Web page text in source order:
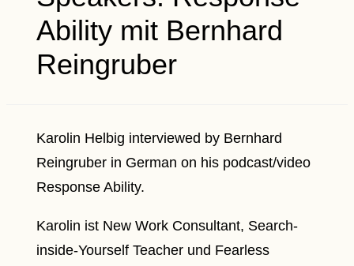
Ability mit Bernhard
Reingruber
Karolin Helbig interviewed by Bernhard
Reingruber in German on his podcast/video
Response Ability.
Karolin ist New Work Consultant, Search-
inside-Yourself Teacher und Fearless